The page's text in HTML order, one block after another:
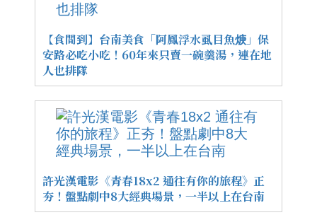
【食間到】台南美食「阿鳳浮水虱目魚焿」保
安路必吃小吃！60年來只賣一碗羹湯，連在地
人也排隊
許光漢電影《青春18x2 通往有你的旅程》正
夯！盤點劇中8大經典場景，一半以上在台南